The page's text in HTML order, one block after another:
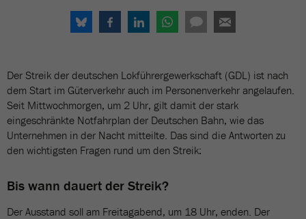
Der Streik der deutschen Lokführergewerkschaft (GDL) ist nach
dem Start im Güterverkehr auch im Personenverkehr angelaufen.
Seit Mittwochmorgen, um 2 Uhr, gilt damit der stark
eingeschränkte Notfahrplan der Deutschen Bahn, wie das
Unternehmen in der Nacht mitteilte. Das sind die Antworten zu
den wichtigsten Fragen rund um den Streik:
Bis wann dauert der Streik?
Der Ausstand soll am Freitagabend, um 18 Uhr, enden. Der